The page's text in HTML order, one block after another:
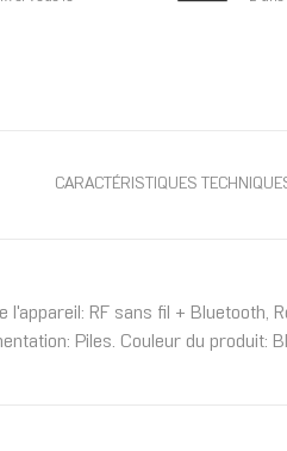
CARACTÉRISTIQUES
RF sans fil + Bluetooth,
Piles. Couleur du produit: